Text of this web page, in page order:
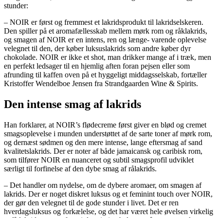
stunder:
– NOIR er først og fremmest et lakridsprodukt til lakridselskeren.
Den spiller på et aromafællesskab mellem mørk rom og råklakrids,
og smagen af NOIR er en intens, ren og længe- varende oplevelse
velegnet til den, der køber luksuslakrids som andre køber dyr
chokolade. NOIR er ikke et shot, man drikker mange af i træk, men
en perfekt ledsager til en hjemlig aften foran pejsen eller som
afrunding til kaffen oven på et hyggeligt middagsselskab, fortæller
Kristoffer Wendelboe Jensen fra Strandgaarden Wine & Spirits.
Den intense smag af lakrids
Han forklarer, at NOIR’s flødecreme først giver en blød og cremet
smagsoplevelse i munden understøttet af de sarte toner af mørk rom,
og dernæst sødmen og den mere intense, lange eftersmag af sand
kvalitetslakrids. Der er noter af både jamaicansk og caribisk rom,
som tilfører NOIR en nuanceret og subtil smagsprofil udviklet
særligt til forfinelse af den dybe smag af rålakrids.
– Det handler om nydelse, om de dybere aromaer, om smagen af
lakrids. Der er noget diskret luksus og et feminint touch over NOIR,
der gør den velegnet til de gode stunder i livet. Det er ren
hverdagsluksus og forkælelse, og det har været hele øvelsen virkelig